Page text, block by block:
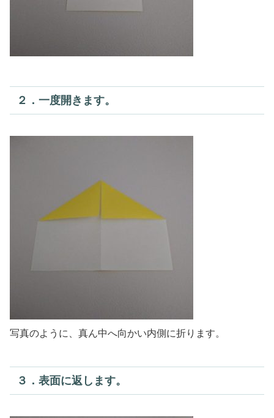
２．一度開きます。
写真のように、真ん中へ向かい内側に折ります。
３．表面に返します。